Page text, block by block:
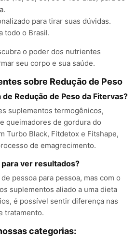
para tirar suas dúvidas.
todo o Brasil.
o poder dos nutrientes
seu corpo e sua saúde.
sobre Redução de Peso
Redução de Peso da Fitervas?
suplementos termogênicos,
queimadores de gordura do
Turbo Black, Fitdetox e Fitshape,
de emagrecimento.
ver resultados?
pessoa para pessoa, mas com o
suplementos aliado a uma dieta
é possível sentir diferença nas
tratamento.
categorias: